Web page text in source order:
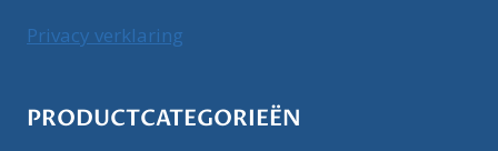
Privacy verklaring
PRODUCTCATEGORIEËN